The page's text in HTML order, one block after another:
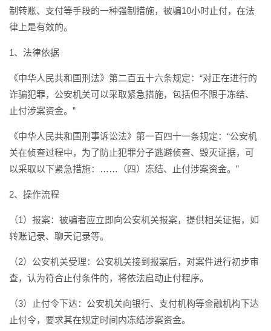
制转账、支付等手段的一种强制措施，被骗10小时止付，在法
律上是有效的。
1、法律依据
《中华人民共和国刑法》第二百五十六条规定：“对正在进行的
诈骗犯罪，公安机关可以采取紧急措施，包括但不限于冻结、
止付涉案资金。”
《中华人民共和国刑事诉讼法》第一百四十一条规定：“公安机
关在侦查过程中，为了防止犯罪分子逃避侦查、毁灭证据，可
以采取以下紧急措施：……（四）冻结、止付涉案资金。”
2、操作流程
（1）报案：被骗者应立即向公安机关报案，提供相关证据，如
转账记录、聊天记录等。
（2）公安机关受理：公安机关接到报案后，对案件进行初步审
查，认为符合止付条件的，将依法启动止付程序。
（3）止付令下达：公安机关向银行、支付机构等金融机构下达
止付令，要求其在规定时间内冻结涉案资金。